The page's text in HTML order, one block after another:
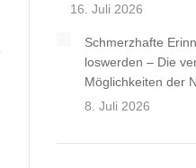
16. Juli 2026
Schmerzhafte
loswerden – Die
Möglichkeiten der
8. Juli 2026